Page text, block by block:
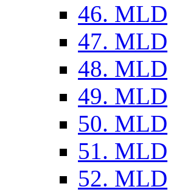
46. MLD
47. MLD
48. MLD
49. MLD
50. MLD
51. MLD
52. MLD